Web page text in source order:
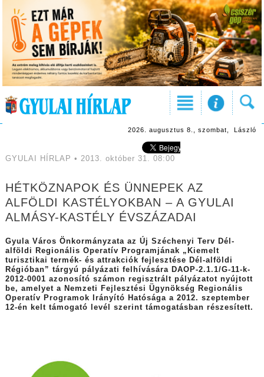
2026. augusztus 8., szombat, László
GYULAI HÍRLAP • 2013. október 31. 08:00
HÉTKÖZNAPOK ÉS ÜNNEPEK AZ
ALFÖLDI KASTÉLYOKBAN – A GYULAI
ALMÁSY-KASTÉLY ÉVSZÁZADAI
Gyula Város Önkormányzata az Új Széchenyi Terv Dél-
alföldi Regionális Operatív Programjának „Kiemelt
turisztikai termék- és attrakciók fejlesztése Dél-alföldi
Régióban” tárgyú pályázati felhívására DAOP-2.1.1/G-11-k-
2012-0001 azonosító számon regisztrált pályázatot nyújtott
be, amelyet a Nemzeti Fejlesztési Ügynökség Regionális
Operatív Programok Irányító Hatósága a 2012. szeptember
12-én kelt támogató levél szerint támogatásban részesített.